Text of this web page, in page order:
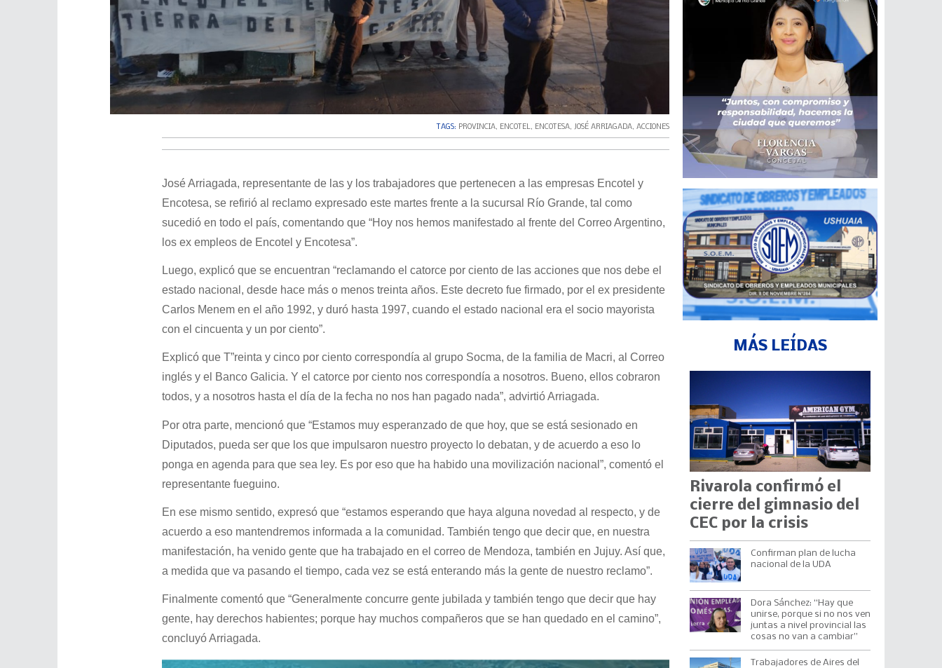
TAGS: PROVINCIA, ENCOTEL, ENCOTESA, JOSÉ ARRIAGADA, ACCIONES
José Arriagada, representante de las y los trabajadores que pertenecen a las empresas Encotel y
Encotesa, se refirió al reclamo expresado este martes frente a la sucursal Río Grande, tal como
sucedió en todo el país, comentando que “Hoy nos hemos manifestado al frente del Correo Argentino,
los ex empleos de Encotel y Encotesa”.
Luego, explicó que se encuentran “reclamando el catorce por ciento de las acciones que nos debe el
estado nacional, desde hace más o menos treinta años. Este decreto fue firmado, por el ex presidente
Carlos Menem en el año 1992, y duró hasta 1997, cuando el estado nacional era el socio mayorista
con el cincuenta y un por ciento”.
Explicó que T”reinta y cinco por ciento correspondía al grupo Socma, de la familia de Macri, al Correo
inglés y el Banco Galicia. Y el catorce por ciento nos correspondía a nosotros. Bueno, ellos cobraron
todos, y a nosotros hasta el día de la fecha no nos han pagado nada”, advirtió Arriagada.
Por otra parte, mencionó que “Estamos muy esperanzado de que hoy, que se está sesionado en
Diputados, pueda ser que los que impulsaron nuestro proyecto lo debatan, y de acuerdo a eso lo
ponga en agenda para que sea ley. Es por eso que ha habido una movilización nacional”, comentó el
representante fueguino.
En ese mismo sentido, expresó que “estamos esperando que haya alguna novedad al respecto, y de
acuerdo a eso mantendremos informada a la comunidad. También tengo que decir que, en nuestra
manifestación, ha venido gente que ha trabajado en el correo de Mendoza, también en Jujuy. Así que,
a medida que va pasando el tiempo, cada vez se está enterando más la gente de nuestro reclamo”.
Finalmente comentó que “Generalmente concurre gente jubilada y también tengo que decir que hay
gente, hay derechos habientes; porque hay muchos compañeros que se han quedado en el camino”,
concluyó Arriagada.
MÁS LEÍDAS
Rivarola confirmó el
cierre del gimnasio del
CEC por la crisis
Confirman plan de lucha
nacional de la UDA
Dora Sánchez: “Hay que
unirse, porque si no nos ven
juntas a nivel provincial las
cosas no van a cambiar”
Trabajadores de Aires del